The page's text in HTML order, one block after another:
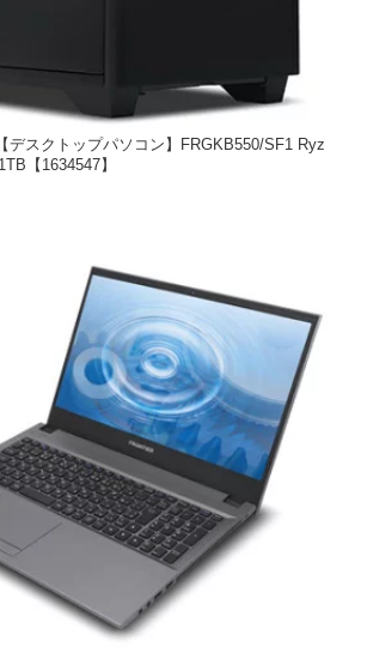
デスクトップパソコン】FRGKB550/SF1 Ryz
【1634547】